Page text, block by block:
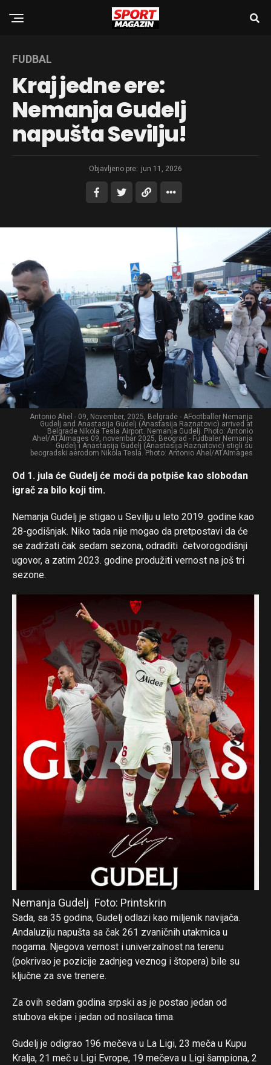
FUDBAL
Kraj jedne ere:
Nemanja Gudelj
napušta Sevilju!
Objavljeno pre: jun 11, 2026
Antonio Ahel - 09, November, 2025, Belgrade - AFootballer Nemanja
Gudelj and Anastasija Gudelj (Anastasija Raznatovic) arrived at
Belgrade Nikola Tesla Airport. Nemanja Gudelj. Photo: Antonio
Ahel/ATAImages 09, novembar 2025, Beograd - Fudbaler Nemanja
Gudelj i Anastasija Gudelj (Anastasija Raznatovic) stigli su
beogradski aerodom Nikola Tesla. Photo: Antonio Ahel/ATAImages
Od 1. jula će Gudelj će moći da potpiše kao slobodan
igrač za bilo koji tim.
Nemanja Gudelj je stigao u Sevilju u leto 2019. godine kao
28-godišnjak. Niko tada nije mogao da pretpostavi da će
se zadržati čak sedam sezona, odraditi četvorogodišnji
ugovor, a zatim 2023. godine produžiti vernost na još tri
sezone.
Nemanja Gudelj Foto: Printskrin
Sada, sa 35 godina, Gudelj odlazi kao miljenik navijača.
Andaluziju napušta sa čak 261 zvaničnih utakmica u
nogama. Njegova vernost i univerzalnost na terenu
(pokrivao je pozicije zadnjeg veznog i štopera) bile su
ključne za sve trenere.
Za ovih sedam godina srpski as je postao jedan od
stubova ekipe i jedan od nosilaca tima.
Gudelj je odigrao 196 mečeva u La Ligi, 23 meča u Kupu
Kralja, 21 meč u Ligi Evrope, 19 mečeva u Ligi šampiona, 2